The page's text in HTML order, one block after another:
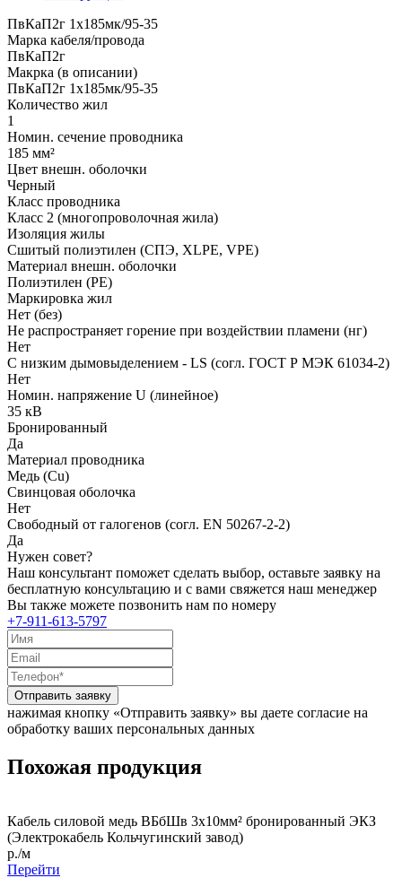
ПвКаП2г 1х185мк/95-35
Марка кабеля/провода
ПвКаП2г
Макрка (в описании)
ПвКаП2г 1х185мк/95-35
Количество жил
1
Номин. сечение проводника
185 мм²
Цвет внешн. оболочки
Черный
Класс проводника
Класс 2 (многопроволочная жила)
Изоляция жилы
Сшитый полиэтилен (СПЭ, XLPE, VPE)
Материал внешн. оболочки
Полиэтилен (PE)
Маркировка жил
Нет (без)
Не распространяет горение при воздействии пламени (нг)
Нет
С низким дымовыделением - LS (согл. ГОСТ Р МЭК 61034-2)
Нет
Номин. напряжение U (линейное)
35 кВ
Бронированный
Да
Материал проводника
Медь (Cu)
Свинцовая оболочка
Нет
Свободный от галогенов (согл. EN 50267-2-2)
Да
Нужен совет?
Наш консультант поможет сделать выбор, оставьте заявку на
бесплатную консультацию и с вами свяжется наш менеджер
Вы также можете позвонить нам по номеру
+7-911-613-5797
Отправить заявку
нажимая кнопку «Отправить заявку» вы даете согласие на
обработку ваших персональных данных
Похожая продукция
Кабель силовой медь ВБбШв 3x10мм² бронированный ЭКЗ
(Электрокабель Кольчугинский завод)
р./м
Перейти